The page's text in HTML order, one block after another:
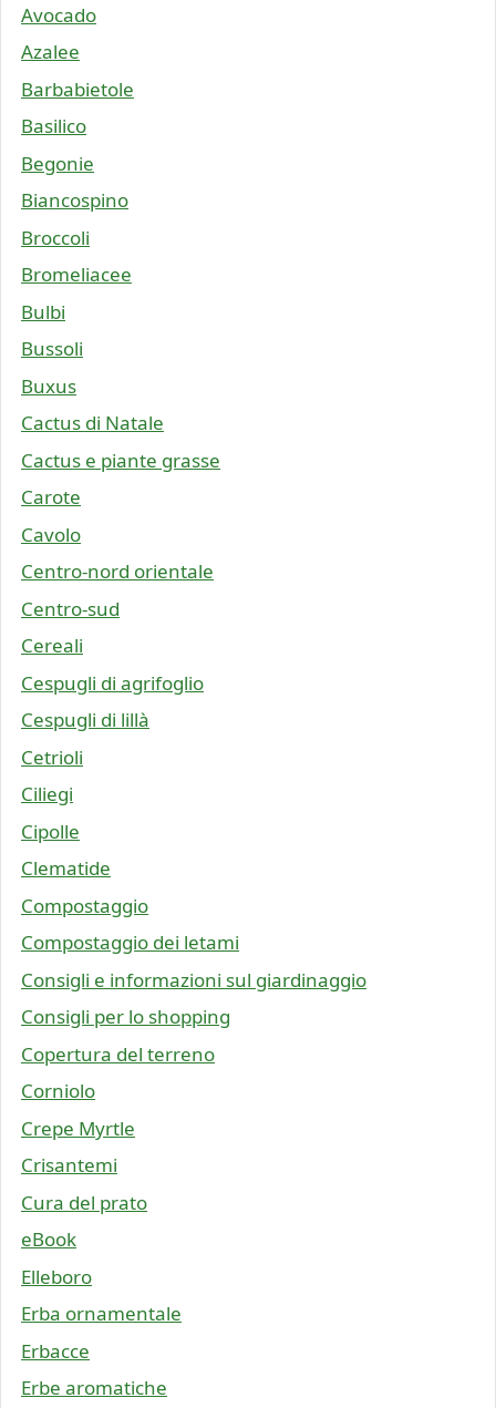
Avocado
Azalee
Barbabietole
Basilico
Begonie
Biancospino
Broccoli
Bromeliacee
Bulbi
Bussoli
Buxus
Cactus di Natale
Cactus e piante grasse
Carote
Cavolo
Centro-nord orientale
Centro-sud
Cereali
Cespugli di agrifoglio
Cespugli di lillà
Cetrioli
Ciliegi
Cipolle
Clematide
Compostaggio
Compostaggio dei letami
Consigli e informazioni sul giardinaggio
Consigli per lo shopping
Copertura del terreno
Corniolo
Crepe Myrtle
Crisantemi
Cura del prato
eBook
Elleboro
Erba ornamentale
Erbacce
Erbe aromatiche